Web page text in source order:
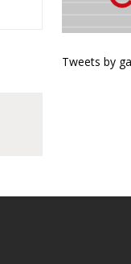
Tweets by